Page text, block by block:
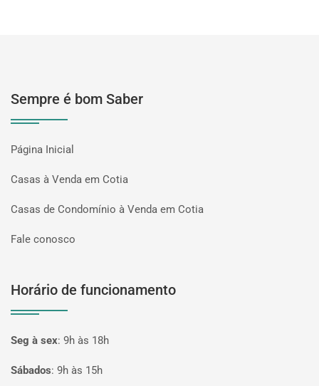
Sempre é bom Saber
Página Inicial
Casas à Venda em Cotia
Casas de Condomínio à Venda em Cotia
Fale conosco
Horário de funcionamento
Seg à sex: 9h às 18h
Sábados: 9h às 15h